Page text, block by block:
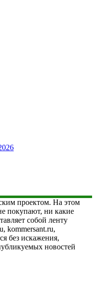
проектом. На этом
покупают, ни какие
собой ленту
kommersant.ru,
без искажения,
новостей